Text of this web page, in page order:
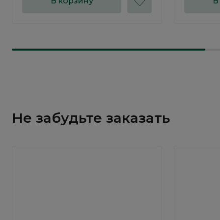
Не забудьте заказать